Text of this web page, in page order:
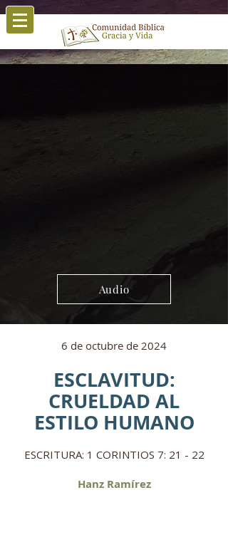
Audio
6 de octubre de 2024
ESCLAVITUD:
CRUELDAD AL
ESTILO HUMANO
ESCRITURA: 1 CORINTIOS 7: 21 - 22
Hanz Ramírez